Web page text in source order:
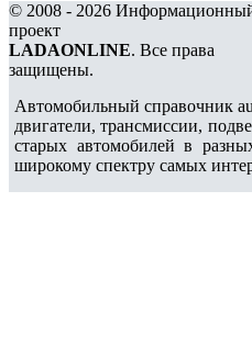
© 2008 - 2026
проект
LADAONLINE. Все права
защищены.
Автомобильный справочник
двигатели, трансмиссии,
старых автомобилей в
широкому спектру самых